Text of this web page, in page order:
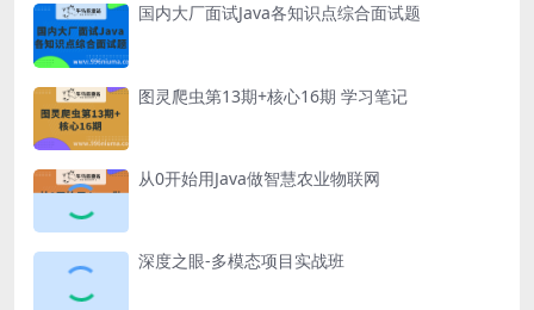
国内大厂面试Java各知识点综合面试题
图灵爬虫第13期+核心16期 学习笔记
从0开始用Java做智慧农业物联网
深度之眼-多模态项目实战班